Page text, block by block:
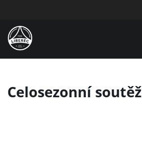
Celosezonní soutěž